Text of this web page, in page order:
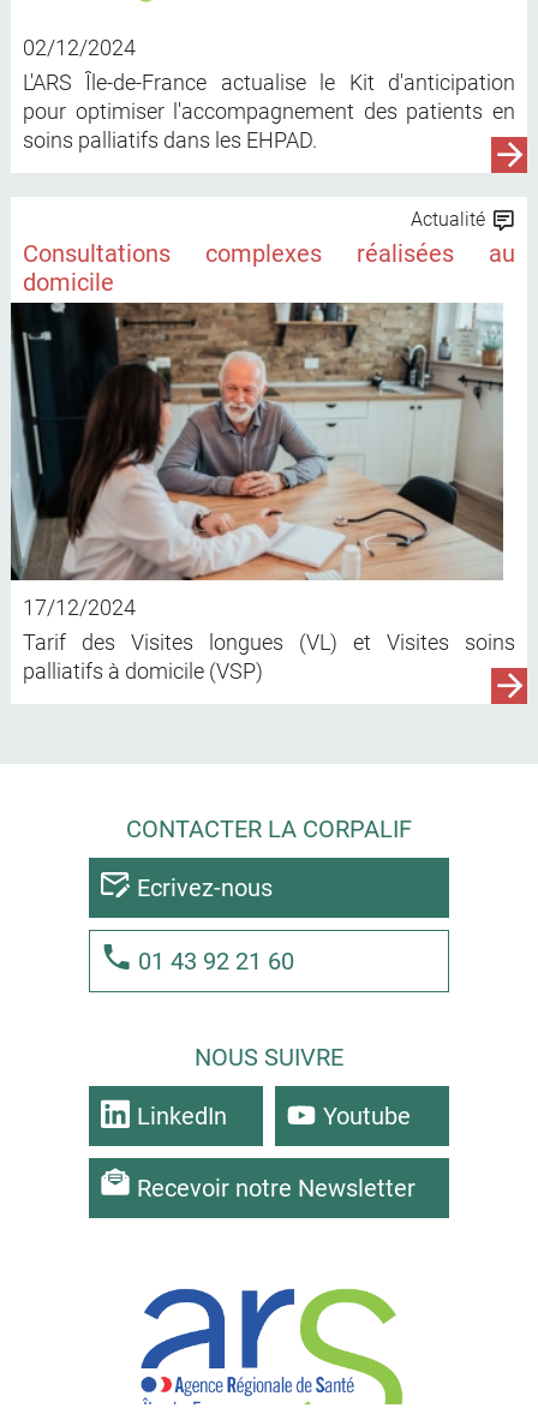
02/12/2024
L'ARS Île-de-France actualise le Kit d'anticipation
pour optimiser l'accompagnement des patients en
soins palliatifs dans les EHPAD.
Actualité
Consultations complexes réalisées au
domicile
17/12/2024
Tarif des Visites longues (VL) et Visites soins
palliatifs à domicile (VSP)
CONTACTER LA CORPALIF
Ecrivez-nous
01 43 92 21 60
NOUS SUIVRE
LinkedIn Youtube
Recevoir notre Newsletter